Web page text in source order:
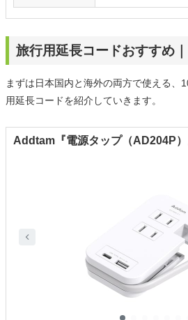
旅行用延長コードおすすめ
まずは日本国内と海外の両方で使える、
用延長コードを紹介していきます。
Addtam‎『電源タップ（‎AD204P）